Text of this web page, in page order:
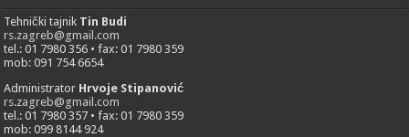
Tehnički tajnik Tin Budi
rs.zagreb@gmail.com
tel.: 01 7980 356 • fax: 01 7980 359
mob: 091 754 6654
Administrator Hrvoje Stipanović
rs.zagreb@gmail.com
tel.: 01 7980 357 • fax: 01 7980 359
mob: 099 8144 924